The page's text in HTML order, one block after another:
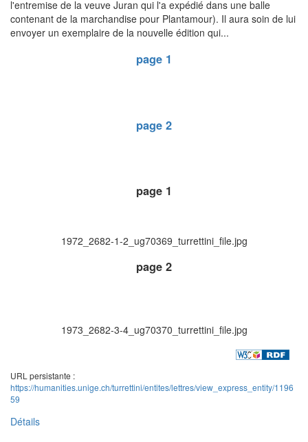
l'entremise de la veuve Juran qui l'a expédié dans une balle
contenant de la marchandise pour Plantamour). Il aura soin de lui
envoyer un exemplaire de la nouvelle édition qui...
page 1
page 2
page 1
1972_2682-1-2_ug70369_turrettini_file.jpg
page 2
1973_2682-3-4_ug70370_turrettini_file.jpg
URL persistante :
https://humanities.unige.ch/turrettini/entites/lettres/view_express_entity/1196
59
Détails